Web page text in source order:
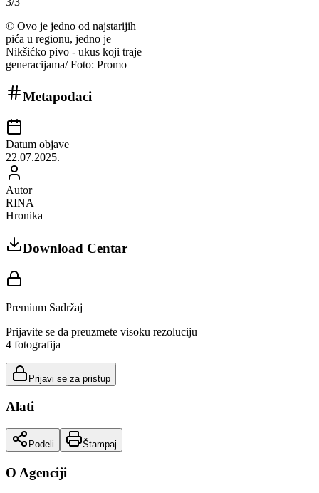
© Ovo je jedno od najstarijih
pića u regionu, jedno je
Nikšićko pivo - ukus koji traje
generacijama/ Foto: Promo
Metapodaci
Datum objave
22.07.2025.
Autor
RINA
Hronika
Download Centar
Premium Sadržaj
Prijavite se da preuzmete visoku rezoluciju
4 fotografija
Prijavi se za pristup
Alati
Podeli Štampaj
O Agenciji